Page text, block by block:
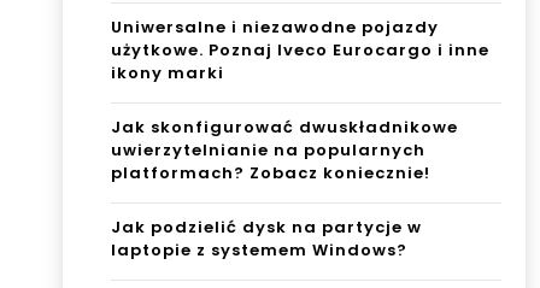
Uniwersalne i niezawodne pojazdy
użytkowe. Poznaj Iveco Eurocargo i inne
ikony marki
Jak skonfigurować dwuskładnikowe
uwierzytelnianie na popularnych
platformach? Zobacz koniecznie!
Jak podzielić dysk na partycje w
laptopie z systemem Windows?